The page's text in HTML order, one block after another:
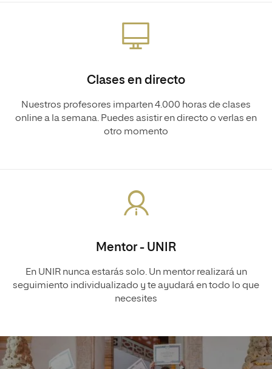
Clases en directo
Nuestros profesores imparten 4.000 horas de clases
online a la semana. Puedes asistir en directo o verlas en
otro momento
Mentor - UNIR
En UNIR nunca estarás solo. Un mentor realizará un
seguimiento individualizado y te ayudará en todo lo que
necesites